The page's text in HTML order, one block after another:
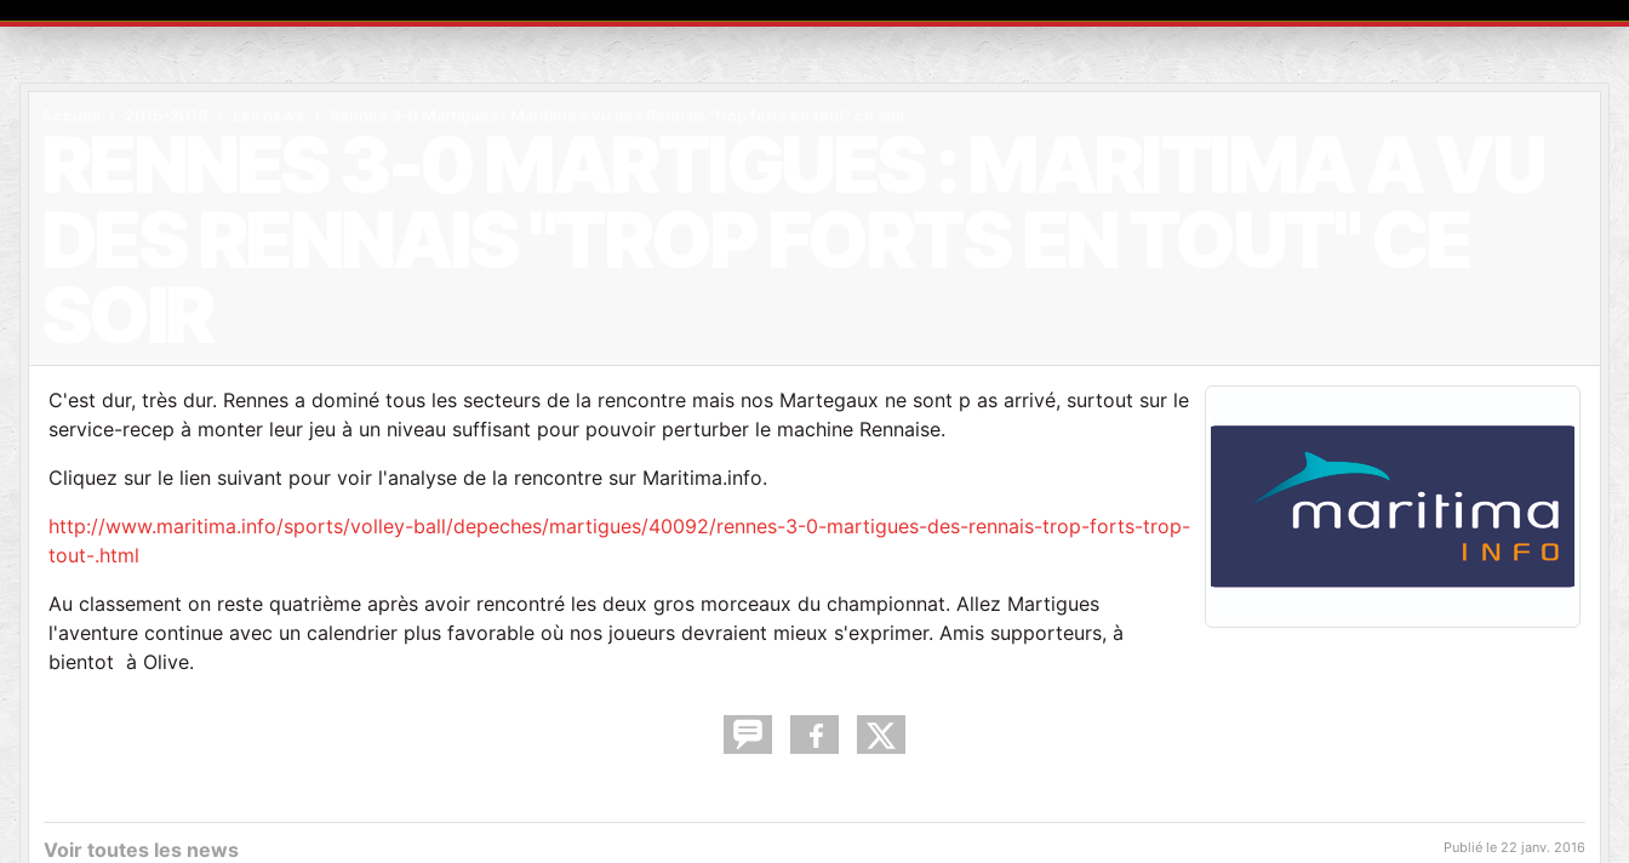
C'est dur, très dur. Rennes a dominé tous les secteurs de la rencontre mais nos Martegaux ne sont p as arrivé, surtout sur le
service-recep à monter leur jeu à un niveau suffisant pour pouvoir perturber le machine Rennaise.
Cliquez sur le lien suivant pour voir l'analyse de la rencontre sur Maritima.info.
http://www.maritima.info/sports/volley-ball/depeches/martigues/40092/rennes-3-0-martigues-des-rennais-trop-forts-trop-
tout-.html
Au classement on reste quatrième après avoir rencontré les deux gros morceaux du championnat. Allez Martigues
l'aventure continue avec un calendrier plus favorable où nos joueurs devraient mieux s'exprimer. Amis supporteurs, à
bientot à Olive.
Voir toutes les news Publié le 22 janv. 2016